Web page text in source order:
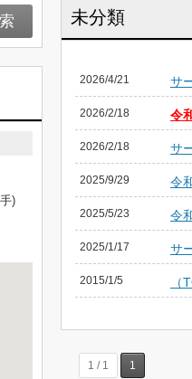
未分類
2026/4/21 サ
2026/2/18 令
2026/2/18 サ
2025/9/29 令
2025/5/23 令
2025/1/17 サ
2015/1/5
1 / 1 1
)